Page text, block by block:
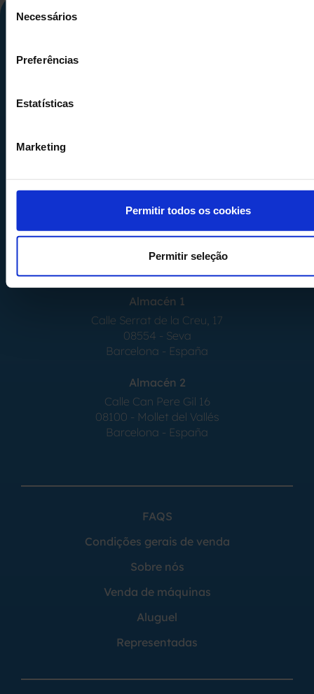
Necessários
Preferências
Estatísticas
Marketing
Permitir todos os cookies
Permitir seleção
Tel.+34 936 460 403
info@comquima.com
Almacén 1
Calle Serrat de la Creu, 17
08554 - Seva
Barcelona - España
Almacén 2
Calle Can Pere Gil 16
08100 - Mollet del Vallés
Barcelona - España
FAQS
Condições gerais de venda
Sobre nós
Venda de máquinas
Aluguel
Representadas